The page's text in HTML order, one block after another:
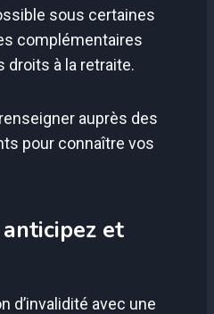
sous certaines
complémentaires
droits à la retraite.
auprès des
pour connaître vos
et
d’invalidité avec une